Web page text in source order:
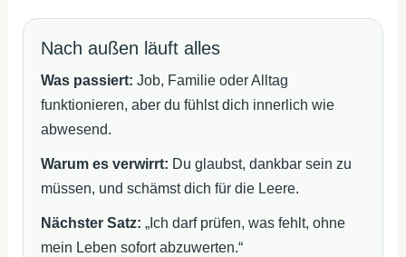
Nach außen läuft alles
Was passiert: Job, Familie oder Alltag
funktionieren, aber du fühlst dich innerlich wie
abwesend.
Warum es verwirrt: Du glaubst, dankbar sein zu
müssen, und schämst dich für die Leere.
Nächster Satz: „Ich darf prüfen, was fehlt, ohne
mein Leben sofort abzuwerten.“